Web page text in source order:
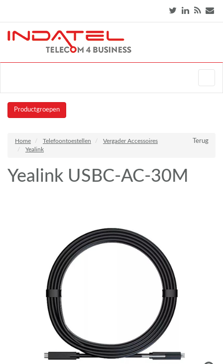
Productgroepen
Terug
Home Telefoontoestellen
Vergader Accessoires
Yealink
Yealink USBC-AC-30M